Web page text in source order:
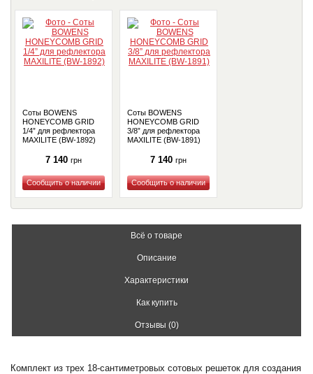
Соты BOWENS
HONEYCOMB GRID
1/4” для рефлектора
MAXILITE (BW-1892)
7 140 грн
Купить
Соты BOWENS
HONEYCOMB GRID
3/8” для рефлектора
MAXILITE (BW-1891)
7 140 грн
Купить
Всё о товаре
Описание
Характеристики
Как купить
Отзывы (0)
Комплект из трех 18-сантиметровых сотовых решеток для создания